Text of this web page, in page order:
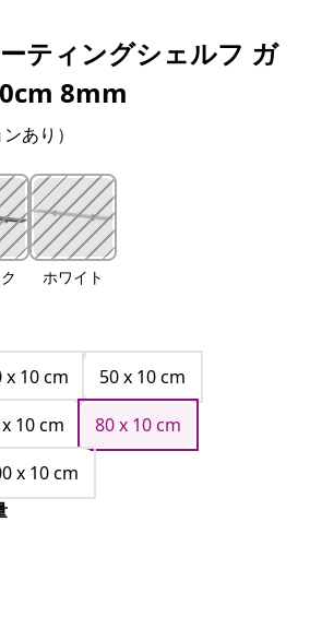
ティングシェルフ ガ
8mm
あり）
ホワイト
x 10 cm
50 x 10 cm
10 cm
80 x 10 cm
x 10 cm